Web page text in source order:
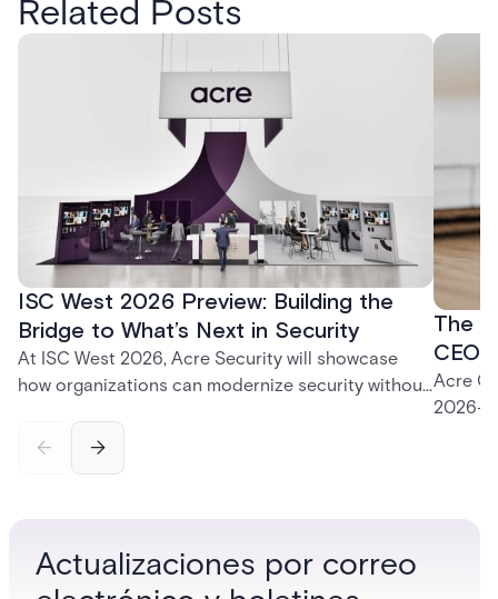
Related Posts
ISC West 2026 Preview: Building the
Bridge to What’s Next in Security
At ISC West 2026, Acre Security will showcase
how organizations can modernize security without
the unified One Acre ecosystem, Acre Bridge
creates a practical path between today’s systems
The
CEO
Acre
Actualizaciones por correo